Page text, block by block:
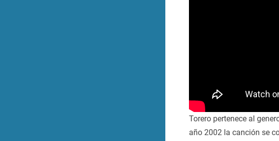
Torero pertenece al
año 2002 la canción se